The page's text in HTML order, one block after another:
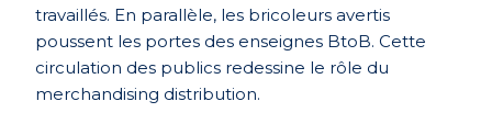
travaillés. En parallèle, les bricoleurs avertis
poussent les portes des enseignes BtoB. Cette
circulation des publics redessine le rôle du
merchandising distribution.